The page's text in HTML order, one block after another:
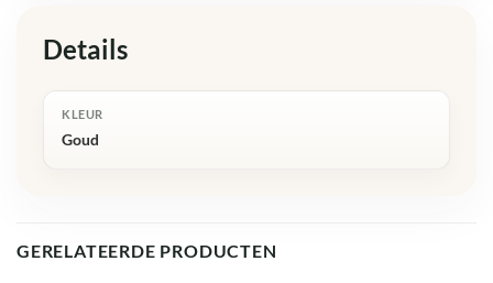
Details
KLEUR
Goud
GERELATEERDE PRODUCTEN